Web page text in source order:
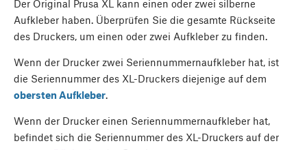
Der Original Prusa XL kann einen oder zwei silberne
Aufkleber haben. Überprüfen Sie die gesamte Rückseite
des Druckers, um einen oder zwei Aufkleber zu finden.
Wenn der Drucker zwei Seriennummernaufkleber hat, ist
die Seriennummer des XL-Druckers diejenige auf dem
obersten Aufkleber.
Wenn der Drucker einen Seriennummernaufkleber hat,
befindet sich die Seriennummer des XL-Druckers auf der